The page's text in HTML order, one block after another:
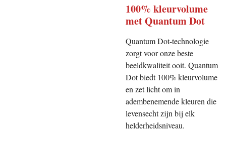
100% kleurvolume
met Quantum Dot
Quantum Dot-technologie
zorgt voor onze beste
beeldkwaliteit ooit. Quantum
Dot biedt 100% kleurvolume
en zet licht om in
adembenemende kleuren die
levensecht zijn bij elk
helderheidsniveau.